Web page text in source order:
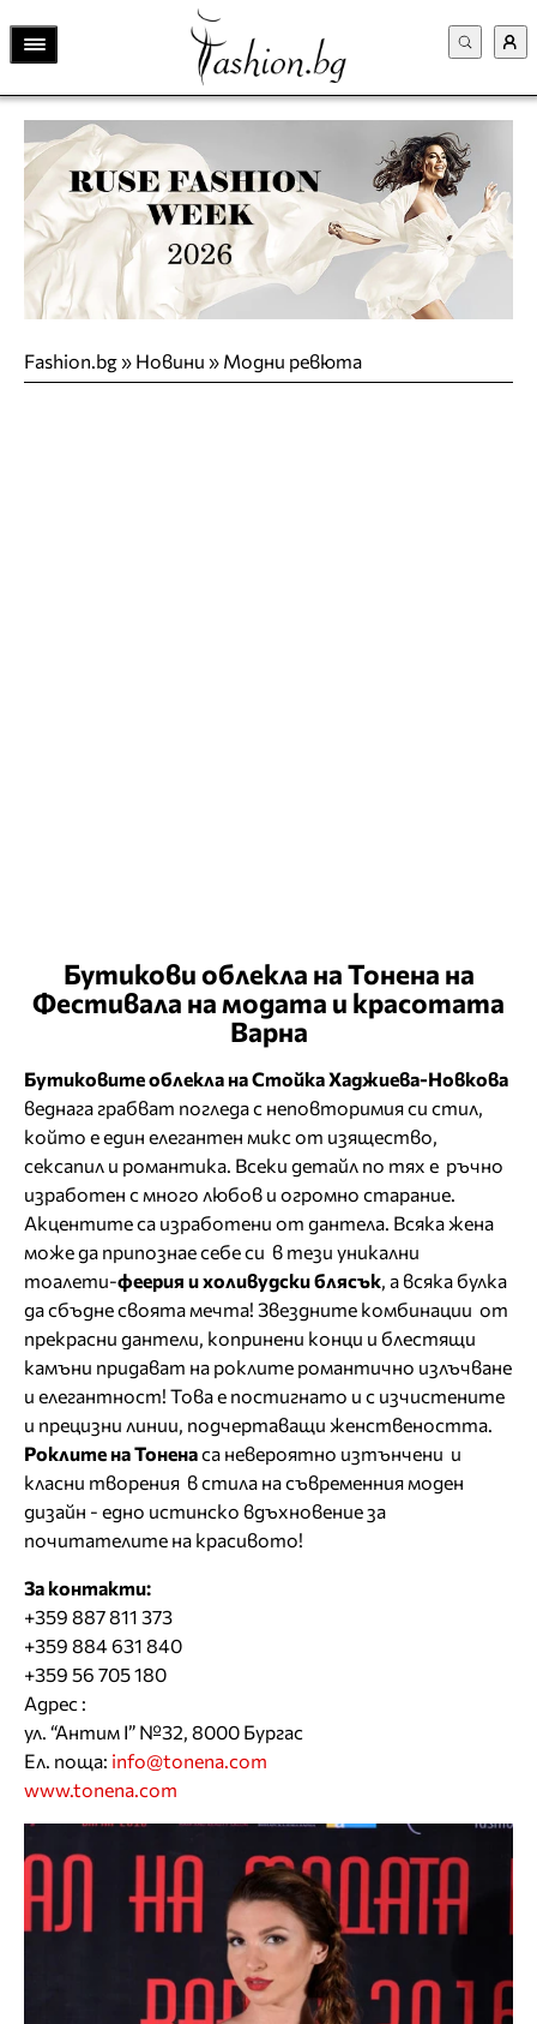
Fashion.bg» Новини » Модни ревюта
Бутикови облекла на Тонена на
Фестивалa на модата и красотата
Варна
Бутиковите облекла на Стойка Хаджиева-Новкова
веднага грабват погледа с неповторимия си стил,
който е един елегантен микс от изящество,
сексапил и романтика. Всеки детайл по тях е ръчно
изработен с много любов и огромно старание.
Акцентите са изработени от дантела. Всяка жена
може да припознае себе си в тези уникални
тоалети-феерия и холивудски блясък , а всяка булка
да сбъдне своята мечта! Звездните комбинации от
прекрасни дантели, копринени конци и блестящи
камъни придават на роклите романтично излъчване
и елегантност! Това е постигнато и с изчистените
и прецизни линии, подчертаващи женствеността.
Роклите на Тоненаса невероятно изтънчени и
класни творения в стила на съвременния моден
дизайн - едно истинско вдъхновение за
почитателите на красивото!
За контакти:
+359 887 811 373
+359 884 631 840
+359 56 705 180
Адрес :
ул. “Антим I” №32, 8000 Бургас
Ел. поща: info@tonena.com
www.tonena.com